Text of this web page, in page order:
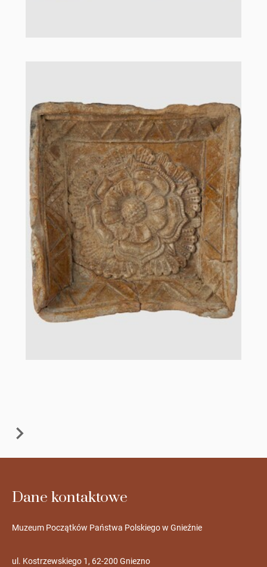
Dane kontaktowe
Muzeum Początków Państwa Polskiego w Gnieźnie
ul. Kostrzewskiego 1, 62-200 Gniezno